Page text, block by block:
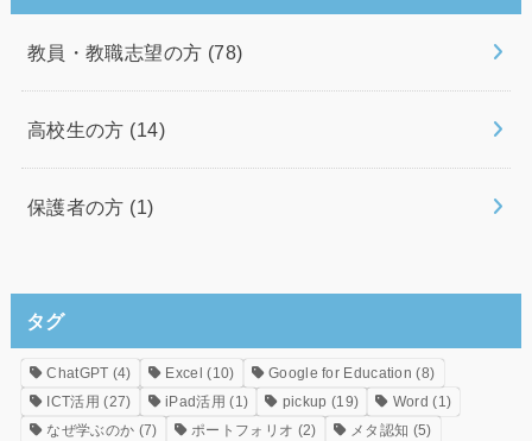
教員・教職志望の方 (78)
高校生の方 (14)
保護者の方 (1)
タグ
ChatGPT (4) Excel (10) Google for Education (8)
ICT活用 (27) iPad活用 (1) pickup (19) Word (1)
なぜ学ぶのか (7) ポートフォリオ (2) メタ認知 (5)